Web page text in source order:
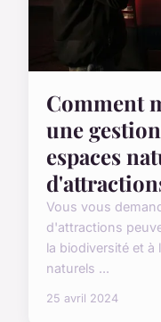
Comment
une
espaces
Vous vous
d'attractions
la biodiversité et à
naturels ...
25 avril 2024